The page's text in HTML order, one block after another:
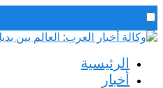
رئيس التحرير / د. اسماعيل الجنابي
الخميس,6 أغسطس, 2026الرئيسية
أخبار